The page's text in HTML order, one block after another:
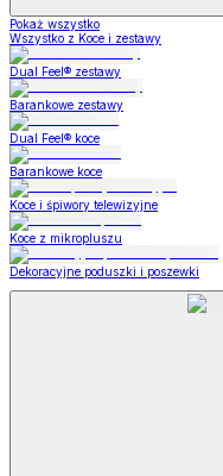
Pokaż wszystko
Wszystko z Koce i zestawy
Dual Feel® zestawy
Barankowe zestawy
Dual Feel® koce
Barankowe koce
Koce i śpiwory telewizyjne
Koce z mikropluszu
Dekoracyjne poduszki i poszewki